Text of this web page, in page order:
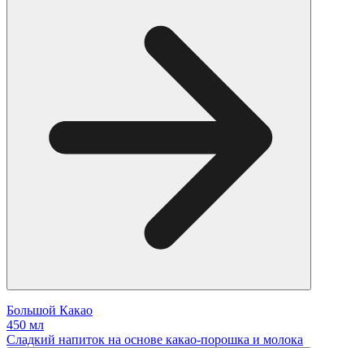
Большой Какао
450 мл
Сладкий напиток на основе какао-порошка и молока